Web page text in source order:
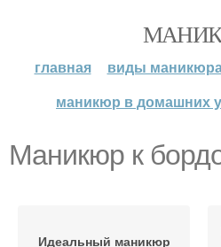
главная виды
маникюр в домашних
Маникюр к
Идеальный маникюр